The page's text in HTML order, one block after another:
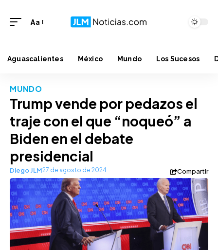
Aa
Aguascalientes México Mundo Los Sucesos
MUNDO
Trump vende por pedazos el
traje con el que “noqueó” a
Biden en el debate
presidencial
Diego JLM27 de agosto de 2024 Compartir